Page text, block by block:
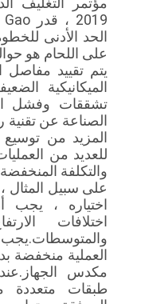
الحد الأدنى
على اللحام هو حوالي 40
الميكانيكية
تشققات وفشل
الصناعة عن تقنية
المزيد من
للعديد من
والتكلفة
على سبيل المثال
اختياره ، يجب
اختلافات
العملية منخفضة
مكدس
طبقات متعددة